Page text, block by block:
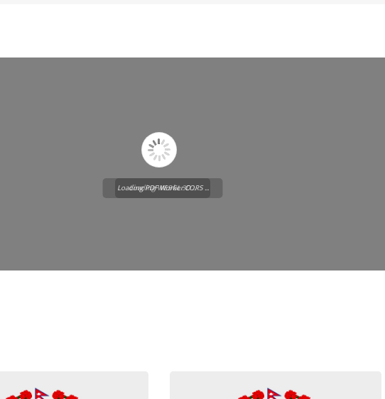
Loading WEBGL 3D ...
Loading PDF Worker CORS ...